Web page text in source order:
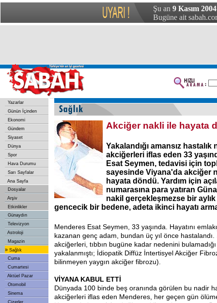
Şu an 9 Kasım
Bugüne ait
Yazarlar
Günün İçinden
Ekonomi
Gündem
Siyaset
Dünya
Spor
Hava Durumu
Sarı Sayfalar
Ana Sayfa
Dosyalar
Arşiv
Etkinlikler
Günaydın
Televizyon
Astroloji
Magazin
» Sağlık
Cuma
Cumartesi
Aktüel Pazar
Otomobil
Sinema
Çizerler
Akciğer nakli ile hayata
Yakalandığı amansız hastalık
akciğerleri iflas eden 33
Esat Seymen, tedavisi için
sayesinde Viyana'da akciğer
hayata döndü. Yardım için
numarasına para yatıran
nakil gerçekleşmezse bir
gencecik bir bedene, adeta ikinci hayatı
Menderes Esat Seymen, 33 yaşında. Hayatını
kazanan genç adam, bundan üç yıl önce
akciğerleri, tıbbın bugüne kadar nedenini
yakalanmıştı; İdiopatik Diffüz İntertisyel Akciğer
bilinmeyen yaygın akciğer fibrozu).
VİYANA KABUL ETTİ
Dünyada 100 binde beş oranında görülen bu nadir
akciğerleri iflas eden Menderes, her geçen gün